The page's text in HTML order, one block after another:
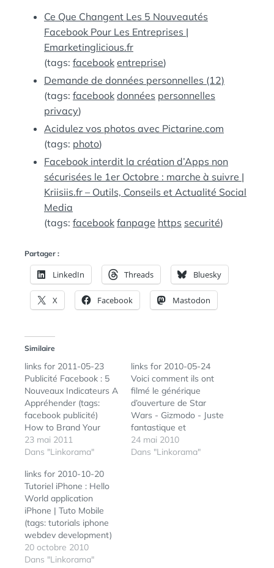
Ce Que Changent Les 5 Nouveautés
Facebook Pour Les Entreprises |
Emarketinglicious.fr
(tags: facebook entreprise)
Demande de données personnelles (12)
(tags: facebook données personnelles
privacy)
Acidulez vos photos avec Pictarine.com
(tags: photo)
Facebook interdit la création d’Apps non
sécurisées le 1er Octobre : marche à suivre |
Kriisiis.fr – Outils, Conseils et Actualité Social
Media
(tags: facebook fanpage https securité)
Partager :
LinkedIn Threads Bluesky
X Facebook Mastodon
Similaire
links for 2011-05-23
Publicité Facebook : 5
Nouveaux Indicateurs A
Appréhender (tags:
facebook publicité)
How to Brand Your
Blog’s YouTube
Channel (tags: youtube
socialmedia video
tutorial) Optimisez votre
blog pour Facebook | Le
Journal du Blog Avec
l’arrivée du bouton like
et d’une façon générale
de l’Opengraph,
Facebook représente
23 mai 2011
Dans "Linkorama"
links for 2010-05-24
Voici comment ils ont
filmé le générique
d’ouverture de Star
Wars - Gizmodo - Juste
fantastique et
ingénieux ! (tags:
starwars) La presse sur
24 mai 2010
Dans "Linkorama"
links for 2010-10-20
Tutoriel iPhone : Hello
World application
iPhone | Tuto Mobile
(tags: tutorials iphone
webdev development)
Tutoriel, débuter avec
l'IPhone SDK | Blog MTI
20 octobre 2010
Dans "Linkorama"